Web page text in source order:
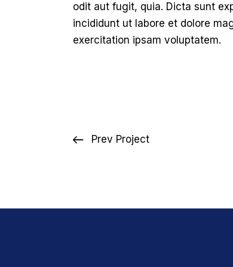
odit aut fugit, quia. Dicta sunt
incididunt ut labore et dolore
exercitation ipsam voluptatem.
Prev Project